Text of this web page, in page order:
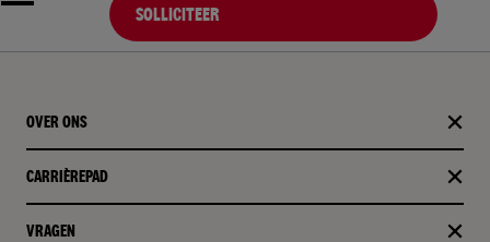
SOLLICITEER
OVER ONS
CARRIÈREPAD
VRAGEN